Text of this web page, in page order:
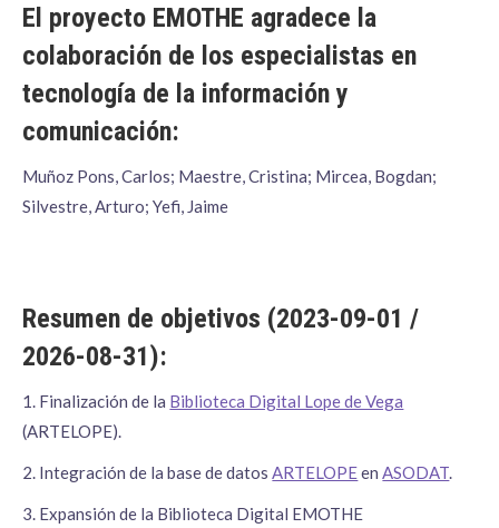
El proyecto EMOTHE agradece la
colaboración de los especialistas en
tecnología de la información y
comunicación:
Muñoz Pons, Carlos; Maestre, Cristina; Mircea, Bogdan;
Silvestre, Arturo; Yefi, Jaime
Resumen de objetivos (2023-09-01 /
2026-08-31):
1. Finalización de la Biblioteca Digital Lope de Vega
(ARTELOPE).
2. Integración de la base de datosARTELOPEenASODAT.
3. Expansión de la Biblioteca Digital EMOTHE